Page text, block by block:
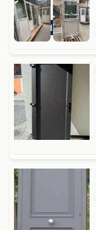
Buitendraaiend